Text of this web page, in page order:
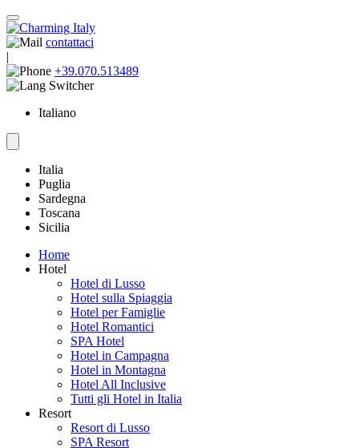
contattaci
|
+39.070.513489
Italiano
Italia
Puglia
Sardegna
Toscana
Sicilia
Home
Hotel
Hotel di Lusso
Hotel sulla Spiaggia
Hotel per Famiglie
Hotel Romantici
SPA Hotel
Hotel in Campagna
Hotel in Montagna
Hotel All Inclusive
Tutti gli Hotel in Italia
Resort
Resort di Lusso
SPA Resort